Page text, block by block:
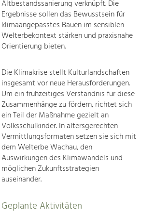
Altbestandssanierung verknüpft. Die
Ergebnisse sollen das Bewusstsein für
klimaangepasstes Bauen im sensiblen
Welterbekontext stärken und praxisnahe
Orientierung bieten.
Die Klimakrise stellt Kulturlandschaften
insgesamt vor neue Herausforderungen.
Um ein frühzeitiges Verständnis für diese
Zusammenhänge zu fördern, richtet sich
ein Teil der Maßnahme gezielt an
Volksschulkinder. In altersgerechten
Vermittlungsformaten setzen sie sich mit
dem Welterbe Wachau, den
Auswirkungen des Klimawandels und
möglichen Zukunftsstrategien
auseinander.
Geplante Aktivitäten